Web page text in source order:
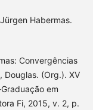
Habermas.
Convergências
Douglas. (Org.). XV
em
Fi, 2015, v. 2, p.